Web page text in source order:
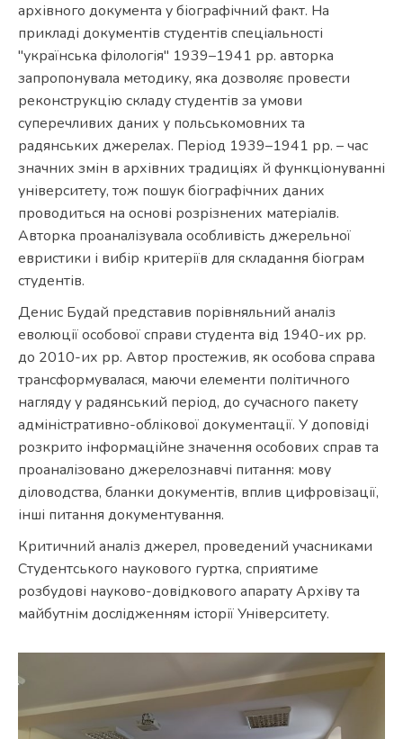
архівного документа у біографічний факт. На
прикладі документів студентів спеціальності
"українська філологія" 1939–1941 рр. авторка
запропонувала методику, яка дозволяє провести
реконструкцію складу студентів за умови
суперечливих даних у польськомовних та
радянських джерелах. Період 1939–1941 рр. – час
значних змін в архівних традиціях й функціонуванні
університету, тож пошук біографічних даних
проводиться на основі розрізнених матеріалів.
Авторка проаналізувала особливість джерельної
евристики і вибір критеріїв для складання біограм
студентів.
Денис Будай представив порівняльний аналіз
еволюції особової справи студента від 1940-их рр.
до 2010-их рр. Автор простежив, як особова справа
трансформувалася, маючи елементи політичного
нагляду у радянський період, до сучасного пакету
адміністративно-облікової документації. У доповіді
розкрито інформаційне значення особових справ та
проаналізовано джерелознавчі питання: мову
діловодства, бланки документів, вплив цифровізації,
інші питання документування.
Критичний аналіз джерел, проведений учасниками
Студентського наукового гуртка, сприятиме
розбудові науково-довідкового апарату Архіву та
майбутнім дослідженням історії Університету.